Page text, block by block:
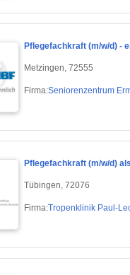
Pflegefachkraft (m/w/d) -
Metzingen, 72555
Firma:Seniorenzentrum
Pflegefachkraft (m/w/d)
Tübingen, 72076
Firma:Tropenklinik Paul-